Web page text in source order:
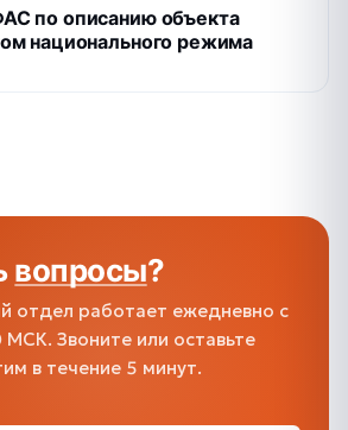
по описанию объекта
национального режима
вопросы?
отдел работает ежедневно с
Звоните или оставьте
в течение 5 минут.